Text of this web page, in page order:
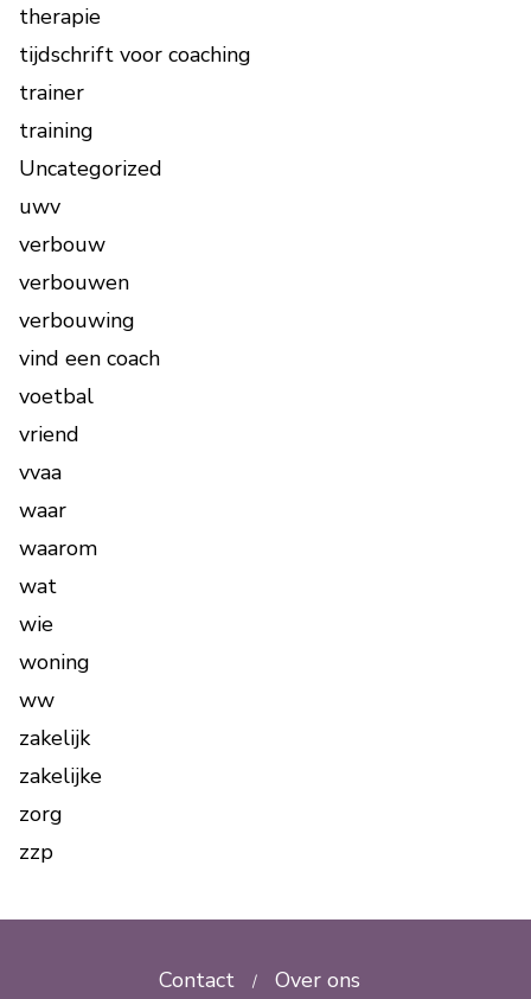
therapie
tijdschrift voor coaching
trainer
training
Uncategorized
uwv
verbouw
verbouwen
verbouwing
vind een coach
voetbal
vriend
vvaa
waar
waarom
wat
wie
woning
ww
zakelijk
zakelijke
zorg
zzp
Contact Over ons